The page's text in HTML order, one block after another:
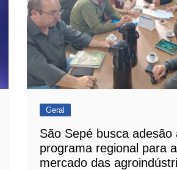
Geral
São Sepé busca adesão
programa regional para
mercado das